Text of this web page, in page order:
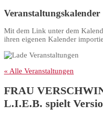
Veranstaltungskalender
Mit dem Link unter dem
ihren eigenen Kalender
« Alle Veranstaltungen
FRAU
L.I.E.B. spielt